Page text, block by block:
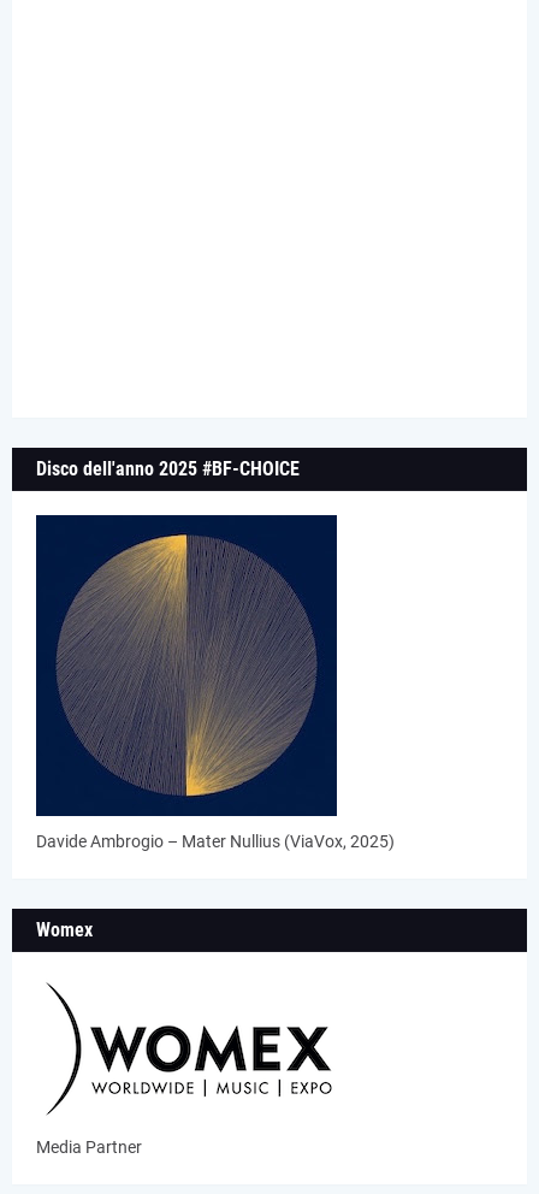
Disco dell'anno 2025 #BF-CHOICE
Davide Ambrogio – Mater Nullius (ViaVox, 2025)
Womex
Media Partner